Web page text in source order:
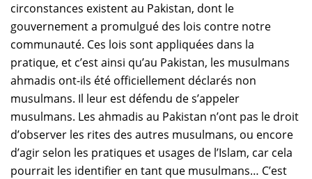
circonstances existent au Pakistan, dont le
gouvernement a promulgué des lois contre notre
communauté. Ces lois sont appliquées dans la
pratique, et c’est ainsi qu’au Pakistan, les musulmans
ahmadis ont-ils été officiellement déclarés non
musulmans. Il leur est défendu de s’appeler
musulmans. Les ahmadis au Pakistan n’ont pas le droit
d’observer les rites des autres musulmans, ou encore
d’agir selon les pratiques et usages de l’Islam, car cela
pourrait les identifier en tant que musulmans… C’est